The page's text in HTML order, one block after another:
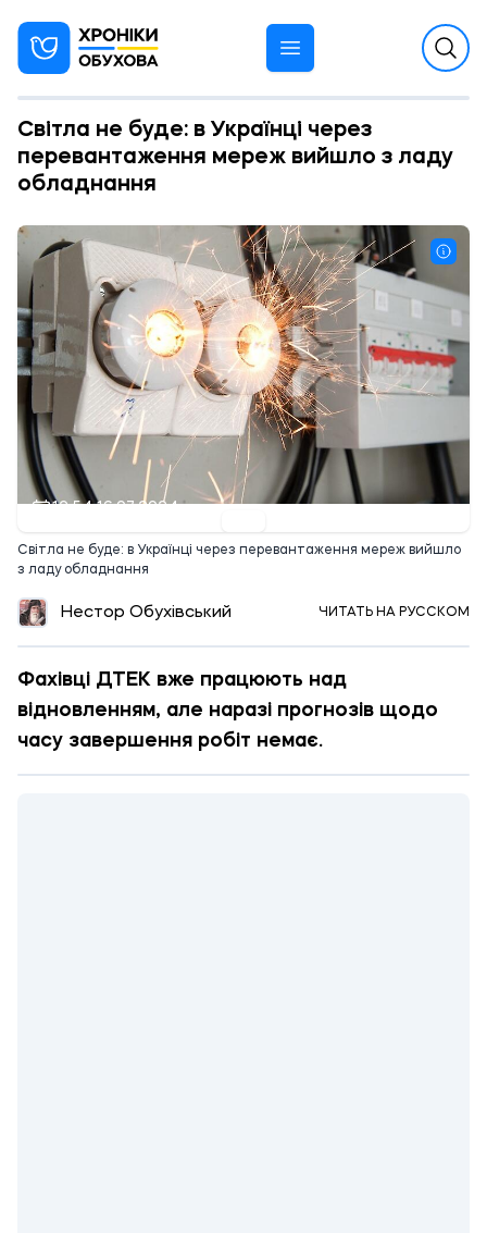
Світла не буде: в Українці через
перевантаження мереж вийшло з ладу
обладнання
12:54 16.07.2024
Світла не буде: в Українці через перевантаження мереж вийшло
з ладу обладнання
Нестор Обухівський ЧИТАТЬ НА РУССКОМ
Фахівці ДТЕК вже працюють над
відновленням, але наразі прогнозів щодо
часу завершення робіт немає.